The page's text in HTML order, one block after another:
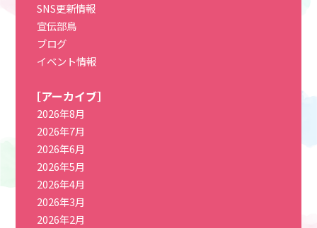
SNS更新情報
宣伝部鳥
ブログ
イベント情報
［アーカイブ］
2026年8月
2026年7月
2026年6月
2026年5月
2026年4月
2026年3月
2026年2月